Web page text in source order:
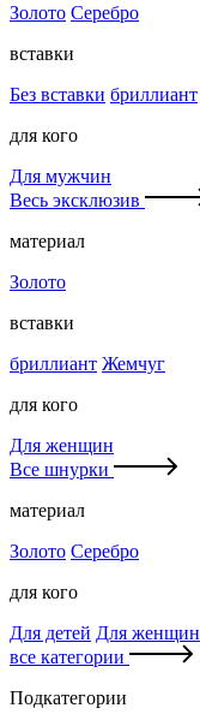
Золото Серебро
вставки
Без вставки бриллиант
для кого
Для мужчин
Весь эксклюзив
материал
Золото
вставки
бриллиант Жемчуг
для кого
Для женщин
Все шнурки
материал
Золото Серебро
для кого
Для детей Для женщин
все категории
Подкатегории